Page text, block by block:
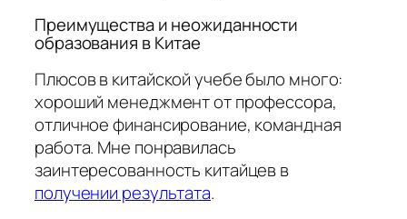
Преимущества и неожиданности
образования в Китае
Плюсов в китайской учебе было много:
хороший менеджмент от профессора,
отличное финансирование, командная
работа. Мне понравилась
заинтересованность китайцев в
получении результата.